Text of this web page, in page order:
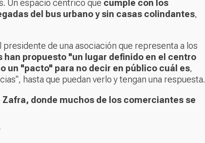
Un espacio céntrico que cumple con los
del bus urbano y sin casas colindantes,
de una asociación que representa a los
han propuesto "un lugar definido en el centro
un "pacto" para no decir en público cuál es,
hasta que puedan verlo y tengan una respuesta.
donde muchos de los comerciantes se